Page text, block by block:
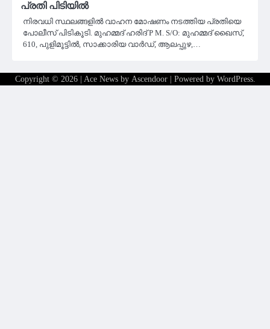
പ്രതി പിടിയിൽ
നിരവധി സ്ഥലങ്ങളിൽ വാഹന മോഷണം നടത്തിയ പ്രതിയെ
പോലീസ് പിടികൂടി. മുഹമ്മദ്‌ ഹരിദ് P M. S/O: മുഹമ്മദ്‌ ഖൈസ്,
610, പുളിമൂട്ടിൽ, സാക്കാരിയ വാർഡ്, ആലപ്പുഴ,…
Copyright © 2026 | Ace News by Ascendoor| Powered by WordPress.